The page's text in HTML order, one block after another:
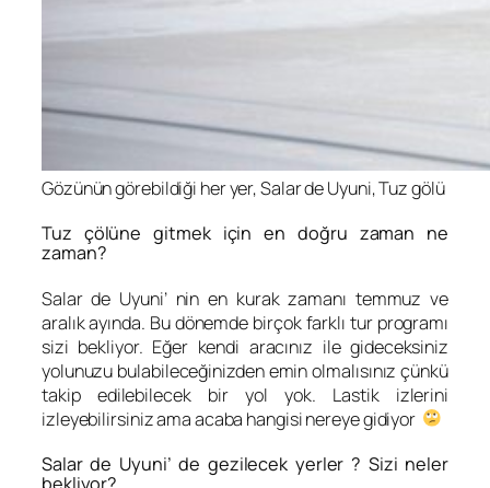
Gözünün görebildiği her yer, Salar de Uyuni, Tuz gölü
Tuz çölüne gitmek için en doğru zaman ne
zaman?
Salar de Uyuni’ nin en kurak zamanı temmuz ve
aralık ayında. Bu dönemde birçok farklı tur programı
sizi bekliyor. Eğer kendi aracınız ile gideceksiniz
yolunuzu bulabileceğinizden emin olmalısınız çünkü
takip edilebilecek bir yol yok. Lastik izlerini
izleyebilirsiniz ama acaba hangisi nereye gidiyor
Salar de Uyuni’ de gezilecek yerler ? Sizi neler